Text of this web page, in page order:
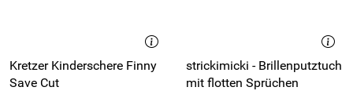
Kretzer Kinderschere Finny
Save Cut
strickimicki - Brillenputztuch
mit flotten Sprüchen